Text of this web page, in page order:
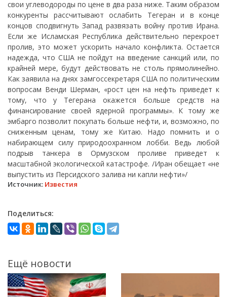
свои углеводороды по цене в два раза ниже. Таким образом
конкуренты рассчитывают ослабить Тегеран и в конце
концов сподвигнуть Запад развязать войну против Ирана.
Если же Исламская Республика действительно перекроет
пролив, это может ускорить начало конфликта. Остается
надежда, что США не пойдут на введение санкций или, по
крайней мере, будут действовать не столь прямолинейно.
Как заявила на днях замгоссекретаря США по политическим
вопросам Венди Шерман, «рост цен на нефть приведет к
тому, что у Тегерана окажется больше средств на
финансирование своей ядерной программы». К тому же
эмбарго позволит покупать больше нефти, и, возможно, по
сниженным ценам, тому же Китаю. Надо помнить и о
набирающем силу природоохранном лобби. Ведь любой
подрыв танкера в Ормузском проливе приведет к
масштабной экологической катастрофе. /Иран обещает «не
выпустить из Персидского залива ни капли нефти»/
Источник: Известия
Поделиться:
Ещё новости